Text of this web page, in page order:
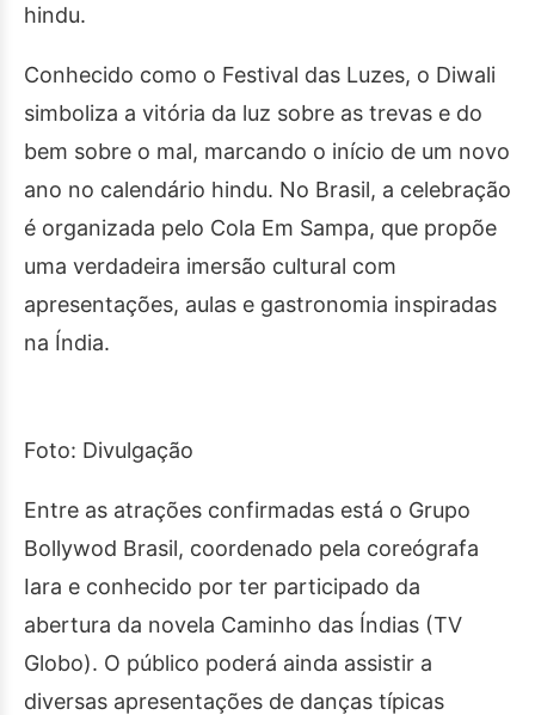
hindu.
Conhecido como o Festival das Luzes, o Diwali
simboliza a vitória da luz sobre as trevas e do
bem sobre o mal, marcando o início de um novo
ano no calendário hindu. No Brasil, a celebração
é organizada pelo Cola Em Sampa, que propõe
uma verdadeira imersão cultural com
apresentações, aulas e gastronomia inspiradas
na Índia.
Foto: Divulgação
Entre as atrações confirmadas está o Grupo
Bollywod Brasil, coordenado pela coreógrafa
Iara e conhecido por ter participado da
abertura da novela Caminho das Índias (TV
Globo). O público poderá ainda assistir a
diversas apresentações de danças típicas